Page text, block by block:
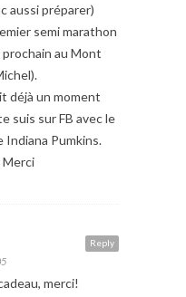
aussi préparer)
semi marathon
prochain au Mont
déjà un moment
suis sur FB avec le
Indiana Pumkins.
Merci
Reply
merci!